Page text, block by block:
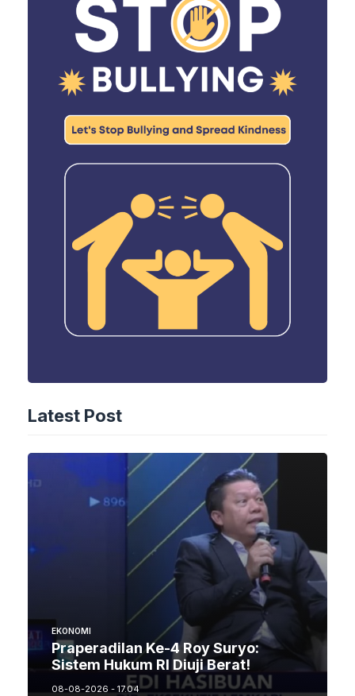
Latest Post
EKONOMI
Praperadilan Ke-4 Roy Suryo:
Sistem Hukum RI Diuji Berat!
08-08-2026 - 17.04